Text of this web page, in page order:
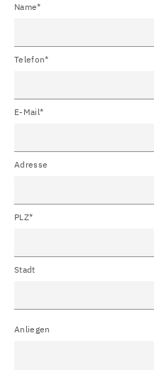
Name*
Telefon*
E-Mail*
Adresse
PLZ*
Stadt
Anliegen